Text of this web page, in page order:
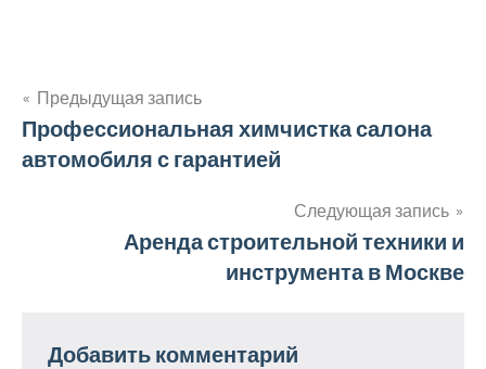
Навигация
по
Предыдущая запись
Профессиональная химчистка салона
автомобиля с гарантией
Следующая запись
Аренда строительной техники и
инструмента в Москве
Добавить комментарий